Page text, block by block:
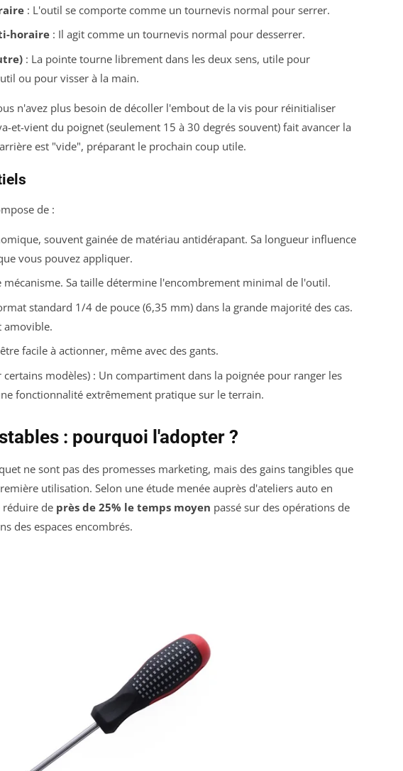
: L'outil se comporte comme un tournevis normal pour serrer.
horaire: Il agit comme un tournevis normal pour desserrer.
: La pointe tourne librement dans les deux sens, utile pour
ou pour visser à la main.
n'avez plus besoin de décoller l'embout de la vis pour réinitialiser
et-vient du poignet (seulement 15 à 30 degrés souvent) fait avancer la
est "vide", préparant le prochain coup utile.
de :
souvent gainée de matériau antidérapant. Sa longueur influence
vous pouvez appliquer.
mécanisme. Sa taille détermine l'encombrement minimal de l'outil.
standard 1/4 de pouce (6,35 mm) dans la grande majorité des cas.
amovible.
facile à actionner, même avec des gants.
modèles) : Un compartiment dans la poignée pour ranger les
fonctionnalité extrêmement pratique sur le terrain.
: pourquoi l'adopter ?
ne sont pas des promesses marketing, mais des gains tangibles que
utilisation. Selon une étude menée auprès d'ateliers auto en
de près de 25% le temps moyen passé sur des opérations de
des espaces encombrés.